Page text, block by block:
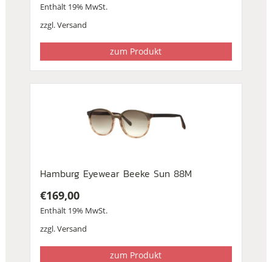
Enthält 19% MwSt.
zzgl.Versand
zum Produkt
Hamburg Eyewear Beeke Sun 88M
€169,00
Enthält 19% MwSt.
zzgl.Versand
zum Produkt